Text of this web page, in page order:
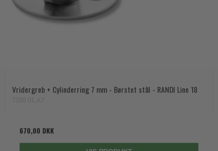
Vridergreb + Cylinderring 7 mm - Børstet stål - RANDI Line 18
670,00 DKK